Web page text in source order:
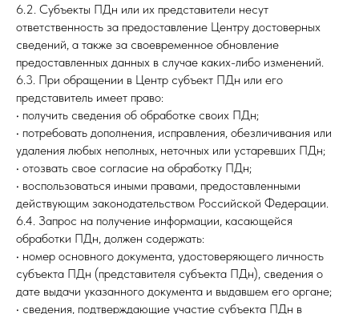
6.2. Субъекты ПДн или их представители несут
ответственность за предоставление Центру достоверных
сведений, а также за своевременное обновление
предоставленных данных в случае каких-либо изменений.
6.3. При обращении в Центр субъект ПДн или его
представитель имеет право:
• получить сведения об обработке своих ПДн;
• потребовать дополнения, исправления, обезличивания или
удаления любых неполных, неточных или устаревших ПДн;
• отозвать свое согласие на обработку ПДн;
• воспользоваться иными правами, предоставленными
действующим законодательством Российской Федерации.
6.4. Запрос на получение информации, касающейся
обработки ПДн, должен содержать:
• номер основного документа, удостоверяющего личность
субъекта ПДн (представителя субъекта ПДн), сведения о
дате выдачи указанного документа и выдавшем его органе;
• сведения, подтверждающие участие субъекта ПДн в